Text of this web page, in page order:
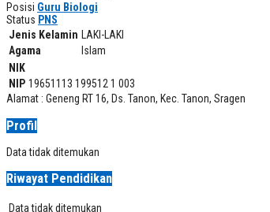
Posisi Guru Biologi
Status PNS
Jenis Kelamin LAKI-LAKI
Agama
Islam
NIK
NIP 19651113 199512 1 003
Alamat : Geneng RT 16, Ds. Tanon, Kec. Tanon, Sragen
Profil
Data tidak ditemukan
Riwayat Pendidikan
Data tidak ditemukan